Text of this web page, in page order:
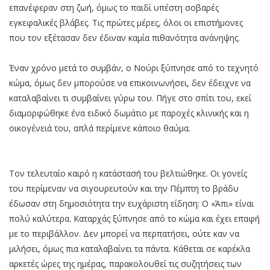
επανέφεραν στη ζωή, όμως το παιδί υπέστη σοβαρές
εγκεφαλικές βλάβες. Τις πρώτες μέρες, όλοι οι επιστήμονες
που τον εξέτασαν δεν έδιναν καμία πιθανότητα ανάνηψης.
Έναν χρόνο μετά το συμβάν, ο Νούρι ξύπνησε από το τεχνητό
κώμα, όμως δεν μπορούσε να επικοινωνήσει, δεν έδειχνε να
καταλαβαίνει τι συμβαίνει γύρω του. Πήγε στο σπίτι του, εκεί
διαμορφώθηκε ένα ειδικό δωμάτιο με παροχές κλινικής και η
οικογένειά του, απλά περίμενε κάποιο θαύμα.
Τον τελευταίο καιρό η κατάστασή του βελτιώθηκε. Οι γονείς
του περίμεναν να σιγουρευτούν και την Πέμπτη το βράδυ
έδωσαν στη δημοσιότητα την ευχάριστη είδηση: Ο «Άπι» είναι
πολύ καλύτερα. Καταρχάς ξύπνησε από το κώμα και έχει επαφή
με το περιβάλλον. Δεν μπορεί να περπατήσει, ούτε καν να
μιλήσει, όμως πια καταλαβαίνει τα πάντα. Κάθεται σε καρέκλα
αρκετές ώρες της ημέρας, παρακολουθεί τις συζητήσεις των